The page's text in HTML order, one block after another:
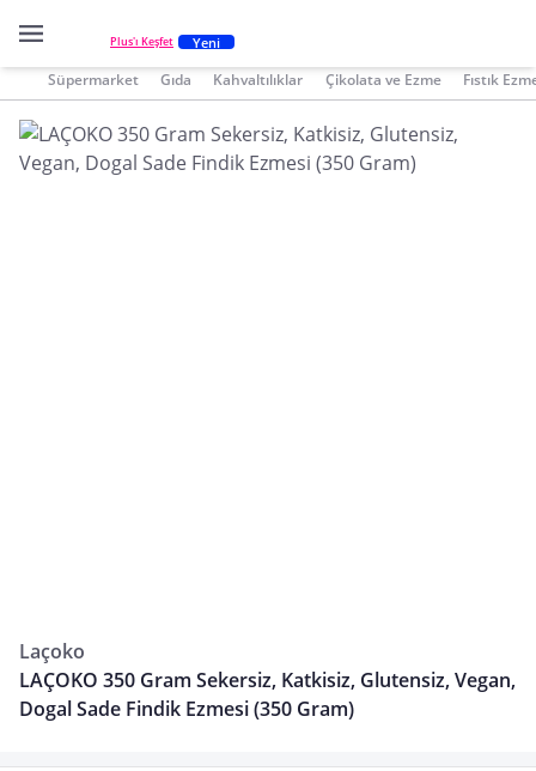
Plus'ı Keşfet Yeni
Süpermarket Gıda Kahvaltılıklar Çikolata ve Ezme Fıstık
Laçoko
LAÇOKO 350 Gram Sekersiz, Katkisiz, Glutensiz, Vegan,
Dogal Sade Findik Ezmesi (350 Gram)